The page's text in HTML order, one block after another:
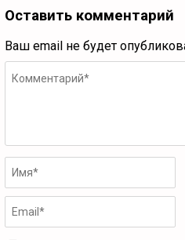
Оставить комментарий
Ваш email не будет